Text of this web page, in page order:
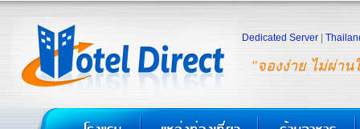
"จองง่าย ไม่ผ่าน
Dedicated Server